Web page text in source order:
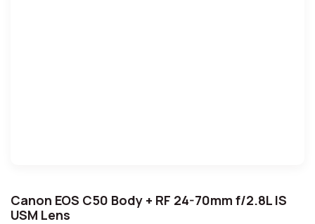
Canon EOS C50 Body + RF 24-70mm f/2.8L IS
USM Lens